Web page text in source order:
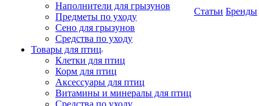
Наполнители для грызунов
Предметы по уходу
Сено для грызунов
Средства по уходу
Товары для птиц
Клетки для птиц
Корм для птиц
Аксессуары для птиц
Витамины и минералы для птиц
Средства по уходу
Статьи Бренды